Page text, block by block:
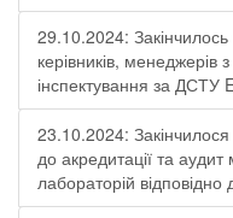
29.10.2024:
керівників, менеджерів
інспектування за ДСТУ
23.10.2024:
до акредитації та аудит
лабораторій